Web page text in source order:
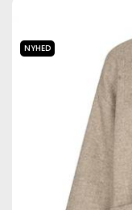
NYHED